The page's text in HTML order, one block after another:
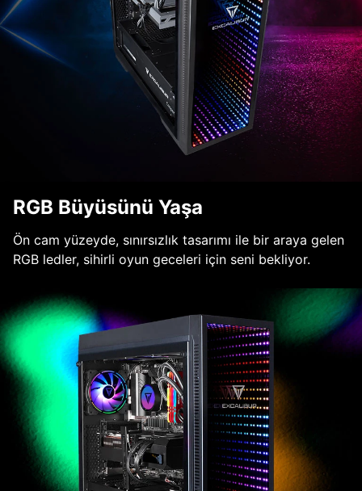
RGB Büyüsünü Yaşa
Ön cam yüzeyde, sınırsızlık tasarımı ile bir araya gelen
RGB ledler, sihirli oyun geceleri için seni bekliyor.